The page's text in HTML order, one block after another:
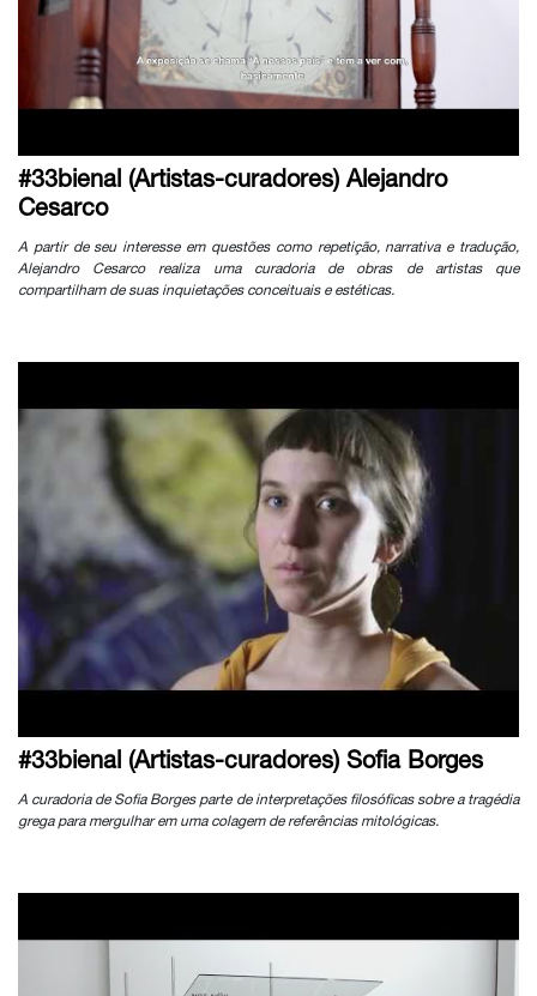
#33bienal (Artistas-curadores) Alejandro
Cesarco
A partir de seu interesse em questões como repetição, narrativa e tradução,
Alejandro Cesarco realiza uma curadoria de obras de artistas que
compartilham de suas inquietações conceituais e estéticas.
#33bienal (Artistas-curadores) Sofia Borges
A curadoria de Sofia Borges parte de interpretações filosóficas sobre a tragédia
grega para mergulhar em uma colagem de referências mitológicas.